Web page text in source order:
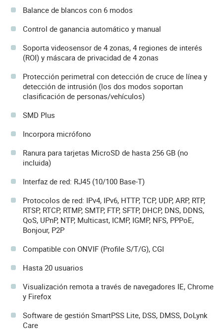
Balance de blancos con 6 modos
Control de ganancia automático y manual
Soporta videosensor de 4 zonas, 4 regiones de interés
(ROI) y máscara de privacidad de 4 zonas
Protección perimetral con detección de cruce de línea y
detección de intrusión (los dos modos soportan
clasificación de personas/vehículos)
SMD Plus
Incorpora micrófono
Ranura para tarjetas MicroSD de hasta 256 GB (no
incluida)
Interfaz de red: RJ45 (10/100 Base-T)
Protocolos de red: IPv4, IPv6, HTTP, TCP, UDP, ARP, RTP,
RTSP, RTCP, RTMP, SMTP, FTP, SFTP, DHCP, DNS, DDNS,
QoS, UPnP, NTP, Multicast, ICMP, IGMP, NFS, PPPoE,
Bonjour, P2P
Compatible con ONVIF (Profile S/T/G), CGI
Hasta 20 usuarios
Visualización remota a través de navegadores IE, Chrome
y Firefox
Software de gestión SmartPSS Lite, DSS, DMSS, DoLynk
Care